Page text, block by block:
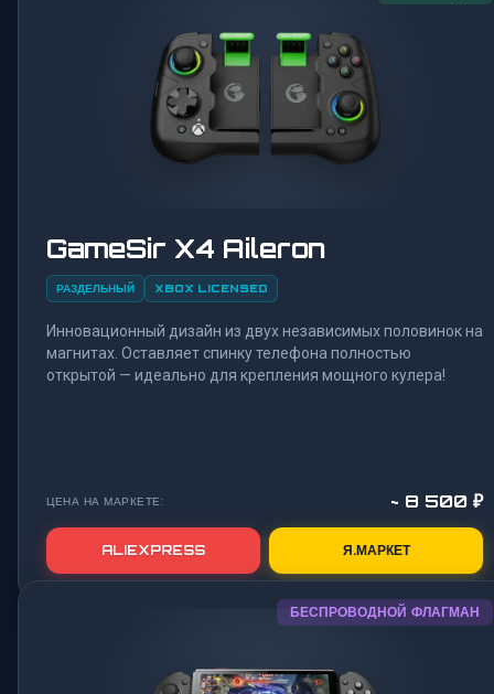
GameSir X4 Aileron
РАЗДЕЛЬНЫЙ XBOX LICENSED
Инновационный дизайн из двух независимых половинок на
магнитах. Оставляет спинку телефона полностью
открытой — идеально для крепления мощного кулера!
ЦЕНА НА МАРКЕТЕ: ~ 8 500 ₽
ALIEXPRESS Я.МАРКЕТ
БЕСПРОВОДНОЙ ФЛАГМАН